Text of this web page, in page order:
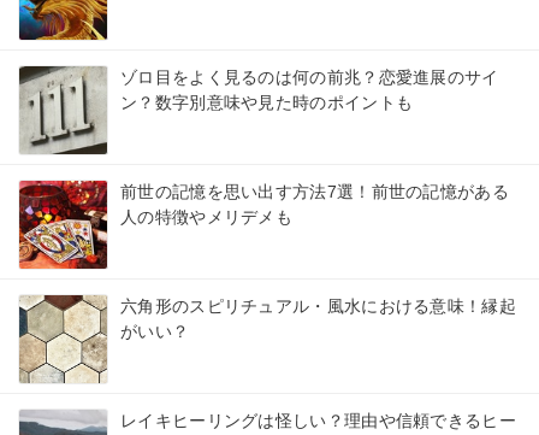
ゾロ目をよく見るのは何の前兆？恋愛進展のサイ
ン？数字別意味や見た時のポイントも
前世の記憶を思い出す方法7選！前世の記憶がある
人の特徴やメリデメも
六角形のスピリチュアル・風水における意味！縁起
がいい？
レイキヒーリングは怪しい？理由や信頼できるヒー